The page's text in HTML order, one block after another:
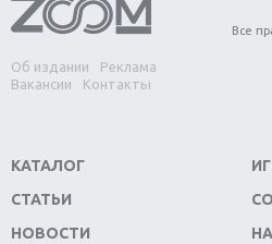
Обзор игры Forza Horizon 4:
Две важных новинки для
Divinity Original Sin 2
Switch
Обзор игры The Crew 2:
Об издании
Реклама
Вакансии
Контакты
Все
КАТАЛОГ
СТАТЬИ
НОВОСТИ